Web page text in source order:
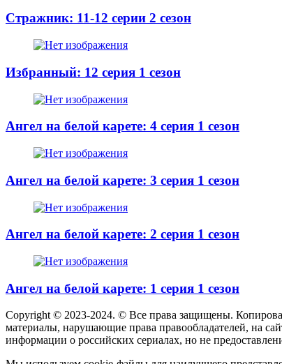
Стражник: 11-12 серии 2 сезон
Избранный: 12 серия 1 сезон
Ангел на белой карете: 4 серия 1 сезон
Ангел на белой карете: 3 серия 1 сезон
Ангел на белой карете: 2 серия 1 сезон
Ангел на белой карете: 1 серия 1 сезон
Copyright © 2023-2024. © Все права защищены.
материалы, нарушающие права правообладателей, на
информации о российских сериалах, но не